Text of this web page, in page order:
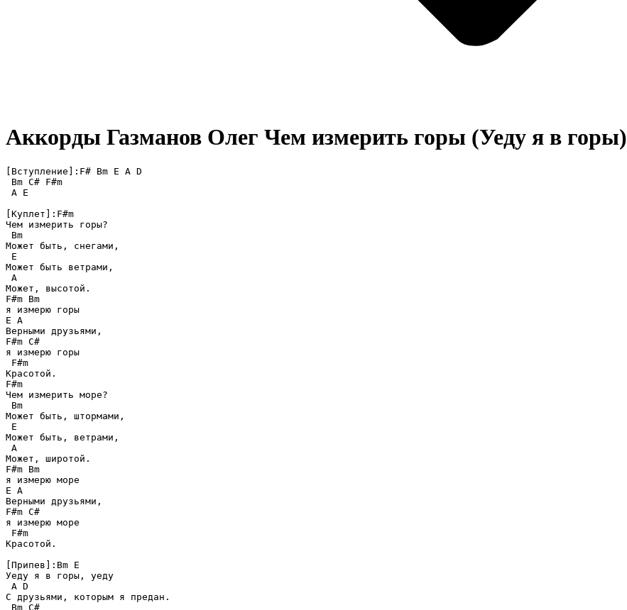
Аккорды Газманов Олег Чем измерить горы (Уеду я в горы)
[Вступление]:F# Bm E A D
Bm C# F#m
A E
[Куплет]:F#m
Чем измерить горы?
Bm
Может быть, снегами,
E
Может быть ветрами,
A
Может, высотой.
F#m Bm
я измерю горы
E A
Верными друзьями,
F#m C#
я измерю горы
F#m
Красотой.
F#m
Чем измерить море?
Bm
Может быть, штормами,
E
Может быть, ветрами,
A
Может, широтой.
F#m Bm
я измерю море
E A
Верными друзьями,
F#m C#
я измерю море
F#m
Красотой.
[Припев]:Bm E
Уеду я в горы, уеду
A D
С друзьями, которым я предан.
Bm C#